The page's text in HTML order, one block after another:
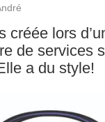
créée lors
de services
a du style!